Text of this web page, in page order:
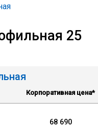
25
Корпоративная цена*
68 690